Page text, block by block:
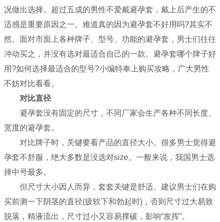
况做出选择。超过五成的男性不爱戴避孕套，戴上后产生的不
适感是重要原因之一。难道真的因为避孕套不好用吗?其实不
然。面对市面上各种牌子、型号、功能的避孕套，男士们往往
冲动买之，并没有选对最适合自己的一款。避孕套哪个牌子好
用?如何选择最适合的型号?小编特奉上购买攻略，广大男性
不妨对比看看。
对比直径
避孕套没有固定的尺寸，不同厂家会生产各种不同长度、
宽度的避孕套。
对比牌子时，关键要看产品的直径大小。很多男士觉得避
孕套不舒服，绝大多数是没选对size。一般来说，我国男士选
择中号最多。
但尺寸大小因人而异，套套关键是舒适。建议男士们在购
买前测一下阴茎的直径(疲软下和勃起时)，否则尺寸过大易致
脱落，精液流出，尺寸过小又容易撑破，影响“发挥”。